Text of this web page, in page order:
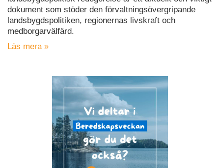
dokument som stöder den förvaltningsövergripande
landsbygdspolitiken, regionernas livskraft och
medborgarvälfärd.
Läs mera »